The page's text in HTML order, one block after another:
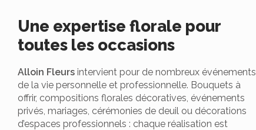
Une expertise florale pour
toutes les occasions
Alloin Fleurs intervient pour de nombreux événements
de la vie personnelle et professionnelle. Bouquets à
offrir, compositions florales décoratives, événements
privés, mariages, cérémonies de deuil ou décorations
d’espaces professionnels : chaque réalisation est